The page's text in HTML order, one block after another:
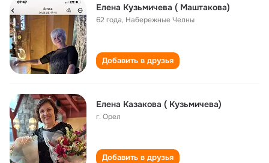
Елена Кузьмичева ( Маштакова)
62 года, Набережные Челны
Добавить в друзья
Елена Казакова ( Кузьмичева)
г. Орел
Добавить в друзья